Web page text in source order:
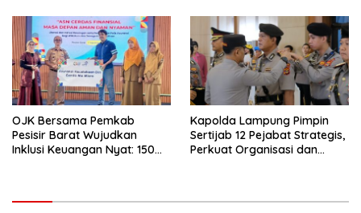
OJK Bersama Pemkab
Pesisir Barat Wujudkan
Inklusi Keuangan Nyat: 150
Kapolda Lampung Pimpin
Sertijab 12 Pejabat Strategis,
Perkuat Organisasi dan